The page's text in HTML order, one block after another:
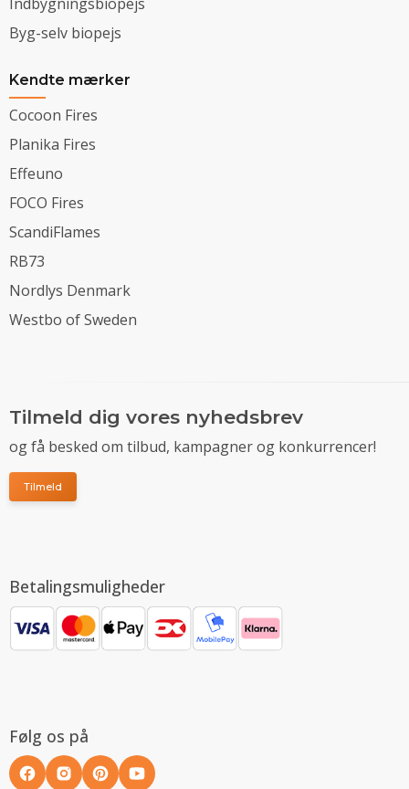
Byg-selv biopejs
Kendte mærker
Cocoon Fires
Planika Fires
Effeuno
FOCO Fires
ScandiFlames
RB73
Nordlys Denmark
Westbo of Sweden
Tilmeld dig vores nyhedsbrev
og få besked om tilbud, kampagner og konkurrencer!
Tilmeld
Betalingsmuligheder
Følg os på